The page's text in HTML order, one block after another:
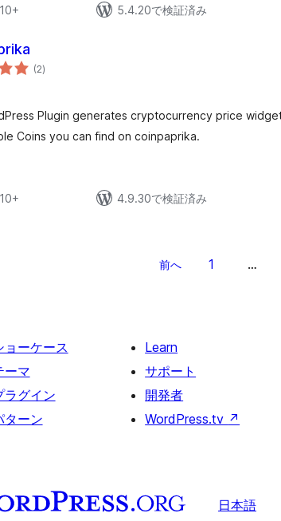
5.4.20で検証済み
(2個
の)
Plugin generates cryptocurrency price
Coins you can find on coinpaprika.
4.9.30で検証済み
前へ 1 …
ョーケース
ーマ
ラグイン
ターン
Learn
サポート
開発者
WordPress.tv ↗
日本語